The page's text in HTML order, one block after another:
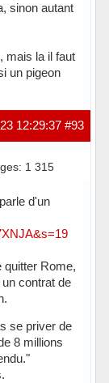
sinon autant
mais la il faut
un pigeon
#93
12:29:37
1 315
d'un
quitter Rome,
contrat de
se priver de
8 millions